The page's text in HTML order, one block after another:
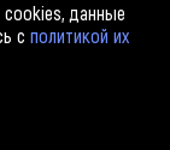
использовании
обязательна.
данные
сполитикой их